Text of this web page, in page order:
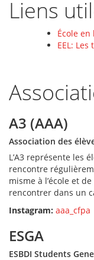
Liens
École en
EEL:
A3 (AAA)
Association des
L’A3 représente les
rencontre
misme à l’école et
rencontrer dans un
Instagram: aaa_cfpa
ESGA
ESBDI Students